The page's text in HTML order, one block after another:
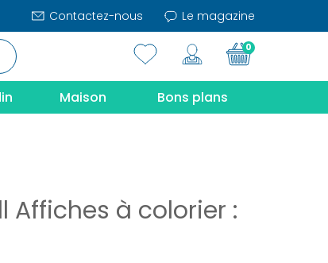
Contactez-nous Le magazine
0
Maison Bons plans
Affiches à colorier :